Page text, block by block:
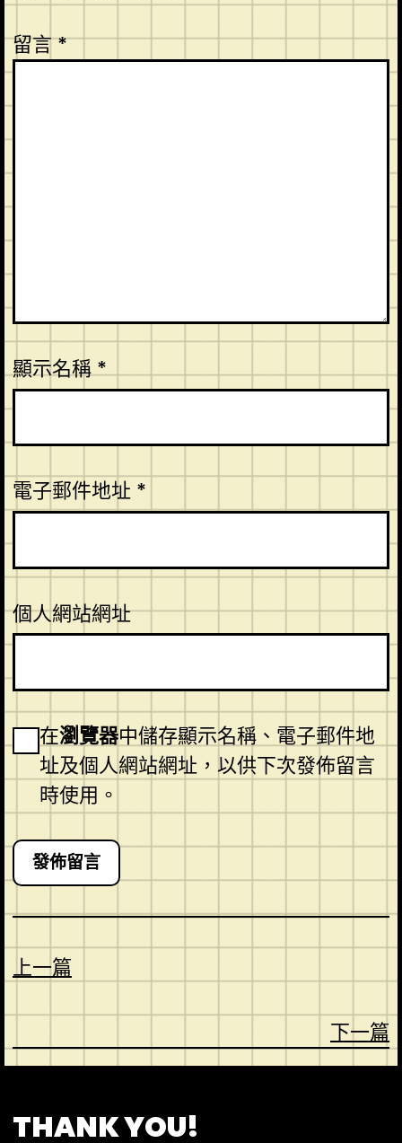
留言*
顯示名稱*
電子郵件地址 *
個人網站網址
在瀏覽器中儲存顯示名稱、電子郵件地
址及個人網站網址，以供下次發佈留言
時使用。
上一篇
下一篇
THANK YOU!